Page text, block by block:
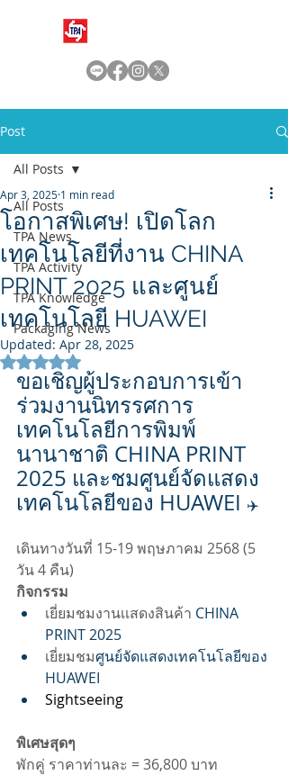
Post
All Posts
TPA News
TPA Activity
TPA Knowledge
Packaging News
All Posts
โอกาสพิเศษ! เปิดโลก
เทคโนโลยีที่งาน CHINA
PRINT 2025 และศูนย์
เทคโนโลยี HUAWEI
Apr 3, 2025 1 min read
Updated: Apr 28, 2025
Rated NaN out of 5 stars.
ขอเชิญผู้ประกอบการเข้า
ร่วมงานนิทรรศการ
เทคโนโลยีการพิมพ์
นานาชาติ CHINA PRINT
2025 และชมศูนย์จัดแสดง
เทคโนโลยีของ HUAWEI ✈️
เดินทางวันที่ 15-19 พฤษภาคม 2568 (5
วัน 4 คืน)
กิจกรรม
เยี่ยมชมงานเเสดงสินค้า CHINA
PRINT 2025
เยี่ยมชมศูนย์จัดแสดงเทคโนโลยีของ
HUAWEI
Sightseeing
พิเศษสุดๆ
พักคู่ ราคาท่านละ = 36,800 บาท